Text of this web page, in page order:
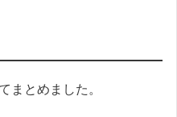
まとめました。